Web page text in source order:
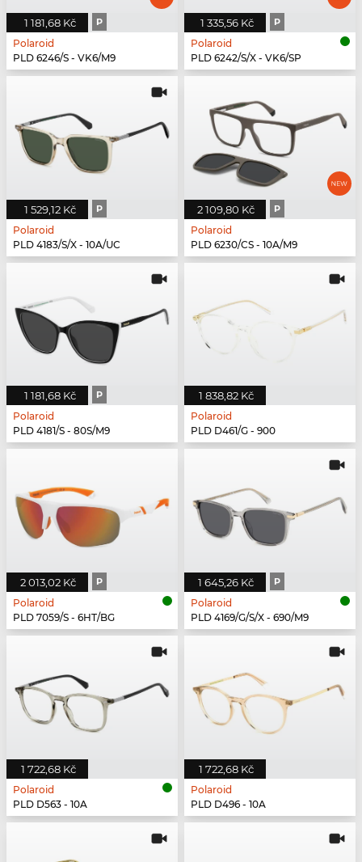
1 181,68 Kč P
Polaroid
PLD 6246/S - VK6/M9
1 335,56 Kč P
Polaroid
PLD 6242/S/X - VK6/SP
1 529,12 Kč P
Polaroid
PLD 4183/S/X - 10A/UC
2 109,80 Kč P
Polaroid
PLD 6230/CS - 10A/M9
1 181,68 Kč P
Polaroid
PLD 4181/S - 80S/M9
1 838,82 Kč
Polaroid
PLD D461/G - 900
2 013,02 Kč P
Polaroid
PLD 7059/S - 6HT/BG
1 645,26 Kč P
Polaroid
PLD 4169/G/S/X - 690/M9
1 722,68 Kč
Polaroid
PLD D563 - 10A
1 722,68 Kč
Polaroid
PLD D496 - 10A